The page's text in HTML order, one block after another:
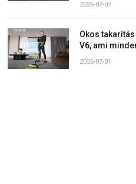
2026-07-07
Okos
V6, ami
2026-07-01